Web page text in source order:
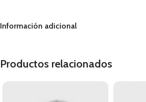
Información adicional
Productos relacionados